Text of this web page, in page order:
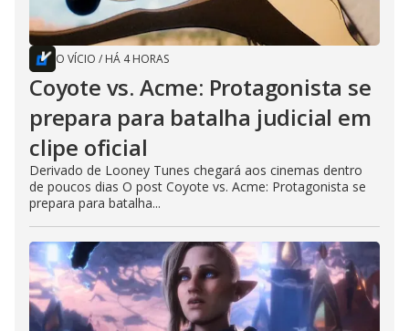
O VÍCIO / HÁ 4 HORAS
Coyote vs. Acme: Protagonista se
prepara para batalha judicial em
clipe oficial
Derivado de Looney Tunes chegará aos cinemas dentro
de poucos dias O post Coyote vs. Acme: Protagonista se
prepara para batalha...